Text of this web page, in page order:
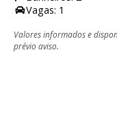
Vagas: 1
Valores informados e
prévio aviso.